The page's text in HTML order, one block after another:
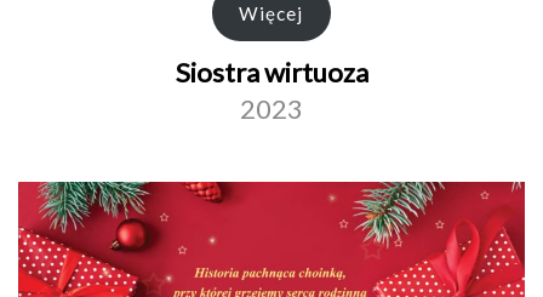
Więcej
Siostra wirtuoza
2023